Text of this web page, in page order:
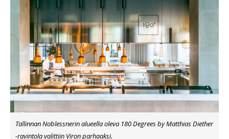
Tallinnan Noblessnerin alueella oleva 180 Degrees by Matthias Diether
-ravintola valittiin Viron parhaaksi.